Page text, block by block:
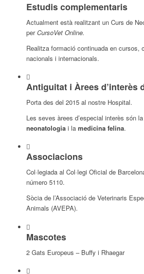
Estudis complementaris
Actualment està realitzant un Curs de
perCursoVet Online.
Realitza formació continuada en cursos,
nacionals i internacionals.
Antiguitat i Àrees d’interès
Porta des del 2015 al nostre Hospital.
Les seves àrees d’especial interès són la
neonatologiai la medicina felina.
Associacions
Col·legiada al Col·legi Oficial de
número 5110.
Sòcia de l’Associació de Veterinaris
Animals (AVEPA).
Mascotes
2 Gats Europeus – Buffy i Rhaegar